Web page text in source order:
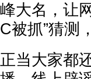
峰大名，让
C被抓”猜测
正当大家都